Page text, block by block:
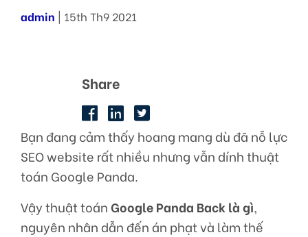
admin | 15th Th9 2021
Share
Bạn đang cảm thấy hoang mang dù đã nỗ lực
SEO website rất nhiều nhưng vẫn dính thuật
toán Google Panda.
Vậy thuật toánGoogle Panda Back là gì,
nguyên nhân dẫn đến án phạt và làm thế